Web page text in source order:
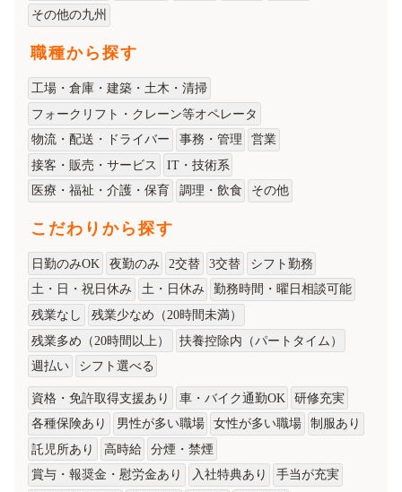
その他の九州
職種から探す
工場・倉庫・建築・土木・清掃
フォークリフト・クレーン等オペレータ
物流・配送・ドライバー
事務・管理
営業
接客・販売・サービス
IT・技術系
医療・福祉・介護・保育
調理・飲食 その他
こだわりから探す
日勤のみOK 夜勤のみ 2交替 3交替
シフト勤務
土・日・祝日休み
土・日休み
勤務時間・曜日相談可能
残業なし
残業少なめ（20時間未満）
残業多め（20時間以上）
扶養控除内（パートタイム）
週払い
シフト選べる
資格・免許取得支援あり 車・バイク通勤OK
研修充実
各種保険あり
男性が多い職場 女性が多い職場
制服あり
託児所あり
高時給
分煙・禁煙
賞与・報奨金・慰労金あり
入社特典あり
手当が充実